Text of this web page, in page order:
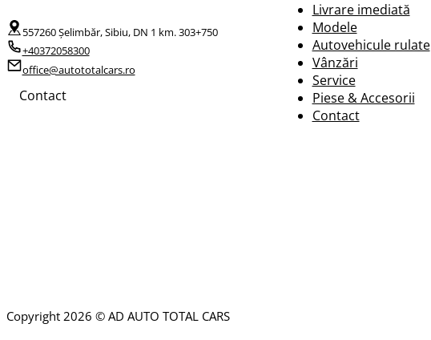
557260 Șelimbăr, Sibiu, DN 1 km. 303+750
+40372058300
office@autototalcars.ro
Contact
Livrare imediată
Modele
Autovehicule rulate
Vânzări
Service
Piese & Accesorii
Contact
Copyright 2026 © AD AUTO TOTAL CARS